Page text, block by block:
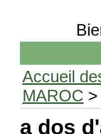
Accueil
MAROC >
a dos